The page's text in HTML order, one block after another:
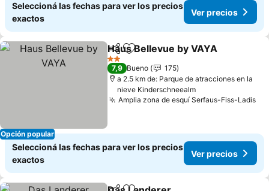
Seleccioná las fechas para ver los precios
exactos
Ver precios
Opción popular
CompartirAñadir a favoritos
Haus Bellevue by VAYA
2 Estrellas
7,9 Bueno
175
a 2.5 km de: Parque de atracciones en la
nieve Kinderschneealm
Amplia zona de esquí Serfaus-Fiss-Ladis
Seleccioná las fechas para ver los precios
exactos
Ver precios